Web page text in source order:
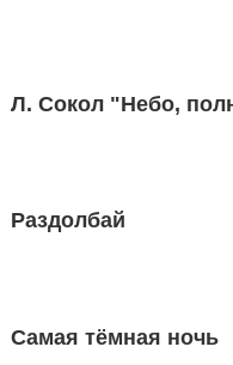
Л. Сокол "Небо,
Раздолбай
Самая тёмная ночь